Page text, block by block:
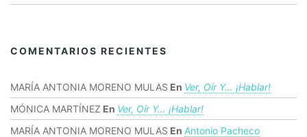
COMENTARIOS RECIENTES
MARÍA ANTONIA MORENO MULAS En Ver, Oír Y… ¡hablar!
MÓNICA MARTÍNEZ En Ver, Oír Y… ¡hablar!
MARÍA ANTONIA MORENO MULAS En Antonio Pacheco